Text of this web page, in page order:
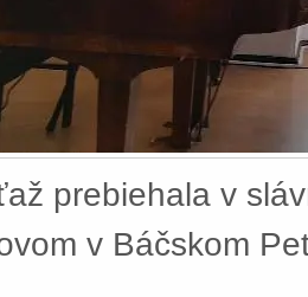
prebiehala v
v Báčskom